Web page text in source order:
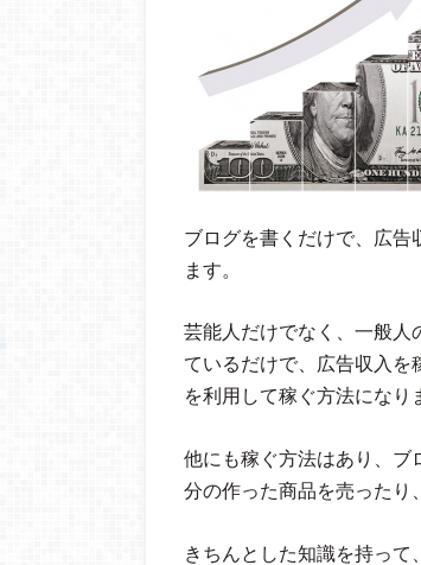
ブログを書くだけで、広告
ます。
芸能人だけでなく、一般人
ているだけで、広告収入を
を利用して稼ぐ方法になり
他にも稼ぐ方法はあり、ブ
分の作った商品を売ったり
きちんとした知識を持っ